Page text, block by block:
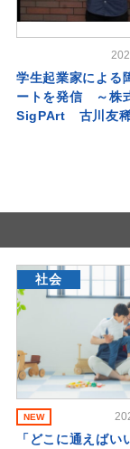
学生起業家による
ートを発信 ～株
SigPArt 古川友稀
社会
NEW
「どこに通えばい